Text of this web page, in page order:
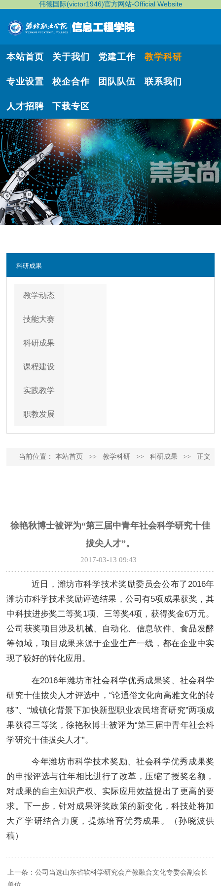
伟德国际(victor1946)官方网站-Official Website
本站首页 关于我们 党建工作 教学科研
专业设置 校企合作 团队队伍 联系我们
人才招聘 下载专区
科研成果
教学动态
技能大赛
科研成果
课程建设
实践教学
职教发展
当前位置： 本站首页 >> 教学科研 >> 科研成果 >> 正文
徐艳秋博士被评为“第三届中青年社会科学研究十佳
拔尖人才”。
2017-03-13 09:43
近日，潍坊市科学技术奖励委员会公布了2016年
潍坊市科学技术奖励评选结果，公司有5项成果获奖，其
中科技进步奖二等奖1项、三等奖4项，获得奖金6万元。
公司获奖项目涉及机械、自动化、信息软件、食品发酵
等领域，项目成果来源于企业生产一线，都在企业中实
现了较好的转化应用。
在2016年潍坊市社会科学优秀成果奖、社会科学
研究十佳拔尖人才评选中，“论通俗文化向高雅文化的转
移”、“城镇化背景下加快新型职业农民培育研究”两项成
果获得三等奖，徐艳秋博士被评为“第三届中青年社会科
学研究十佳拔尖人才”。
今年潍坊市科学技术奖励、社会科学优秀成果奖
的申报评选与往年相比进行了改革，压缩了授奖名额，
对成果的自主知识产权、实际应用效益提出了更高的要
求。下一步，针对成果评奖政策的新变化，科技处将加
大产学研结合力度，提炼培育优秀成果。（孙晓波供
稿）
上一条：公司当选山东省软科学研究会产教融合文化专委会副会长